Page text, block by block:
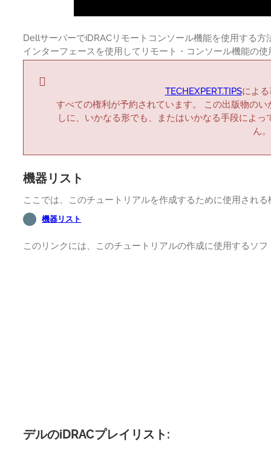
DellサーバーでiDRACリモートコンソール機能を使用する
インターフェースを使用してリモート・コンソール機能の使
TECHEXPERT.TIPSによる
すべての権利が予約されています。 この出版物の
しに、いかなる形でも、またはいかなる手段によ
ん。
機器リスト
ここでは、このチュートリアルを作成するために使用され
機器リスト
このリンクには、このチュートリアルの作成に使用するソフ
デルのiDRACプレイリスト: